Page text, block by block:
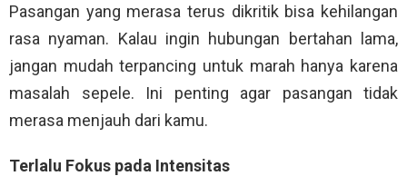
Pasangan yang merasa terus dikritik bisa kehilangan
rasa nyaman. Kalau ingin hubungan bertahan lama,
jangan mudah terpancing untuk marah hanya karena
masalah sepele. Ini penting agar pasangan tidak
merasa menjauh dari kamu.
Terlalu Fokus pada Intensitas